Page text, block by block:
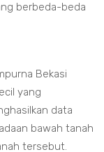
berbeda-beda
Bekasi
yang
data
bawah tanah
tersebut.